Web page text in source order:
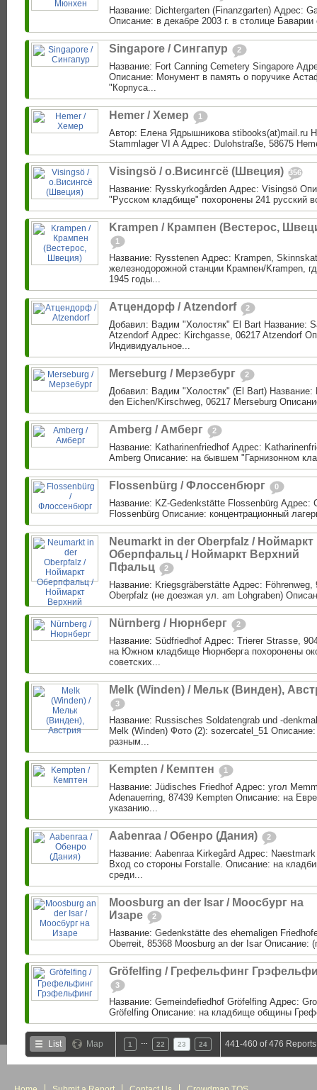
Название: Dichtergarten (Finanzgarten) Адрес:
Описание: в декабре 2003 г. в столице
Singapore / Сингапур 2
Название: Fort Canning Cemetery Singapore
Описание: Монумент в память о поручике
"Корпуса...
Hemer / Хемер 1
Автор: Елена Ядрышникова stibooks(at)mail.ru
Stammlager VI A Адрес: Dulohstraße, 58675
Visingsö / о.Висингсё (Швеция) 356
Название: Rysskyrkogården Адрес: Visingsö
"Русском кладбище" похоронены 241 русский
Krampen / Крампен (Вестерос,
1
Название: Rysstenen Адрес: Krampen,
железнодорожной станции Крампен/Krampen,
1945 годы...
Атцендорф / Atzendorf 2
Добавил: Вадим "Холостяк" El Bart Название:
Atzendorf Адрес: Kirchgasse, 06217 Atzendorf
Индивидуальное...
Merseburg / Мерзебург 2
Добавил: Вадим "Холостяк" (El Bart) Название:
den Eichen/Kirschweg, 06217 Merseburg
Amberg / Амберг 2
Название: Katharinenfriedhof Адрес:
Amberg Описание: на бывшем "Гарнизонном
Flossenbürg / Флоссенбюрг 0
Название: KZ-Gedenkstätte Flossenbürg Адрес:
Flossenbürg Описание: концентрационный
Neumarkt in der Oberpfalz / Ноймаркт
Оберпфальц / Ноймаркт Верхний
Пфальц
2
Название: Kriegsgräberstätte Адрес: Föhrenweg,
Oberpfalz (не доезжая ул. am Lohgraben)
Nürnberg / Нюрнберг 2
Название: Südfriedhof Адрес: Trierer Strasse,
на Южном кладбище Нюрнберга похоронены
советских...
Melk (Winden) / Мельк (Винден),
3
Название: Russisches Soldatengrab und -
Melk (Winden) Фото (2): sozercatel_51
разным...
Kempten / Кемптен 1
Название: Jüdisches Friedhof Адрес: угол
Adenauerring, 87439 Kempten Описание: на
указанию...
Aabenraa / Обенро (Дания) 2
Название: Aabenraa Kirkegård Адрес:
Вход со стороны Forstalle. Описание: на
среди...
Moosburg an der Isar / Моосбург на
Изаре
2
Название: Gedenkstätte des ehemaligen
Oberreit, 85368 Moosburg an der Isar Описание:
Gröfelfing / Грефельфинг
3
Название: Gemeindefiedhof Gröfelfing Адрес:
Gröfelfing Описание: на кладбище общины
List Map 1 22 23 24 441-460 of 476 Reports